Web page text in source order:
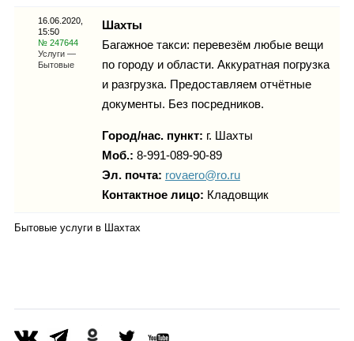
Инфо
Гороскоп
16.06.2020,
15:50
№ 247644
Услуги —
Бытовые
Шахты
Багажное такси: перевезём любые вещи
по городу и области. Аккуратная погрузка
и разгрузка. Предоставляем отчётные
документы. Без посредников.
Город/нас. пункт: г. Шахты
Моб.: 8-991-089-90-89
Эл. почта: rovaero@ro.ru
Контактное лицо: Кладовщик
Бытовые услуги в Шахтах